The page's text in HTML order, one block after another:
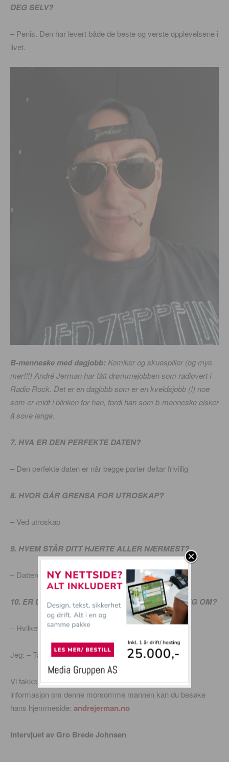
DEG SELV?
– Penis. Den har levert både de beste og verste opplevelsene i
livet.
B-menneske med dagjobb: Komiker og skuespiller (og mye
mer!!!) André Jerman har fått drømmejobben som radiovert i
Radio Rock. Det er en dagjobb som er en kveldsjobb (!) noe
som er midt i blinken for han, fordi han som b-menneske elsker
å sove lenge.
7. HVA ER DEN PERFEKTE DATEN?
– Den perfekte daten er når begge parter deltar frivillig
8. HVOR GÅR GRENSA FOR UTROSKAP?
– Ved utroskap
9. HVEM STÅR DITT HJERTE ALLER NÆRMEST?
– Datteren min
10. ER DET NOE DU HAR LYST TIL Å SPØRRE MEG OM?
– Hvilket mobilabonnement har du?
Jeg: – Talkmore familie
Vi takker for praten med André. For booking og mer
informasjon om denne morsomme mannen kan du besøke
hans hjemmeside: andrejerman.no
Intervjuet av Gro Brede Johnsen